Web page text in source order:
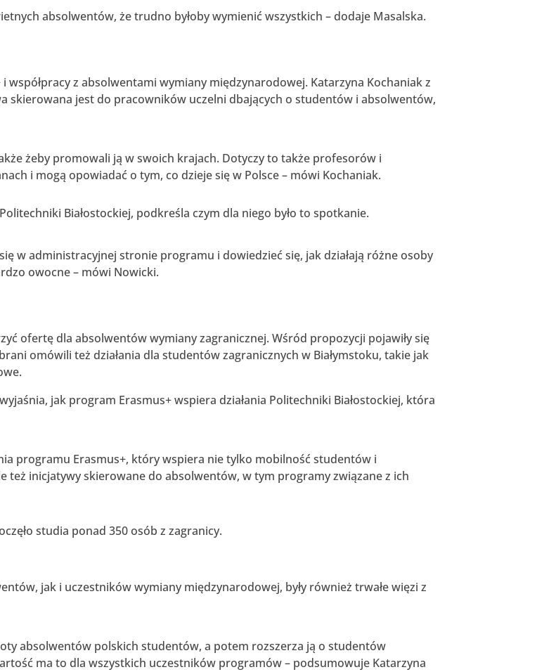
absolwentów, że trudno byłoby wymienić wszystkich – dodaje Masalska.
z absolwentami wymiany międzynarodowej. Katarzyna Kochaniak z
skierowana jest do pracowników uczelni dbających o studentów i absolwentów,
żeby promowali ją w swoich krajach. Dotyczy to także profesorów i
i mogą opowiadać o tym, co dzieje się w Polsce – mówi Kochaniak.
Białostockiej, podkreśla czym dla niego było to spotkanie.
w administracyjnej stronie programu i dowiedzieć się, jak działają różne osoby
owocne – mówi Nowicki.
ofertę dla absolwentów wymiany zagranicznej. Wśród propozycji pojawiły się
omówili też działania dla studentów zagranicznych w Białymstoku, takie jak
wyjaśnia, jak program Erasmus+ wspiera działania Politechniki Białostockiej, która
programu Erasmus+, który wspiera nie tylko mobilność studentów i
inicjatywy skierowane do absolwentów, w tym programy związane z ich
studia ponad 350 osób z zagranicy.
jak i uczestników wymiany międzynarodowej, były również trwałe więzi z
absolwentów polskich studentów, a potem rozszerza ją o studentów
ma to dla wszystkich uczestników programów – podsumowuje Katarzyna